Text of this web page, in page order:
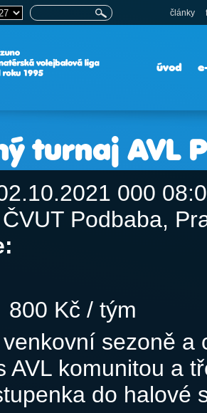
články
úvod
turnaj AVL
000
Podbaba,
Kč / tým
sezoně a
AVL komunitou a
do halové